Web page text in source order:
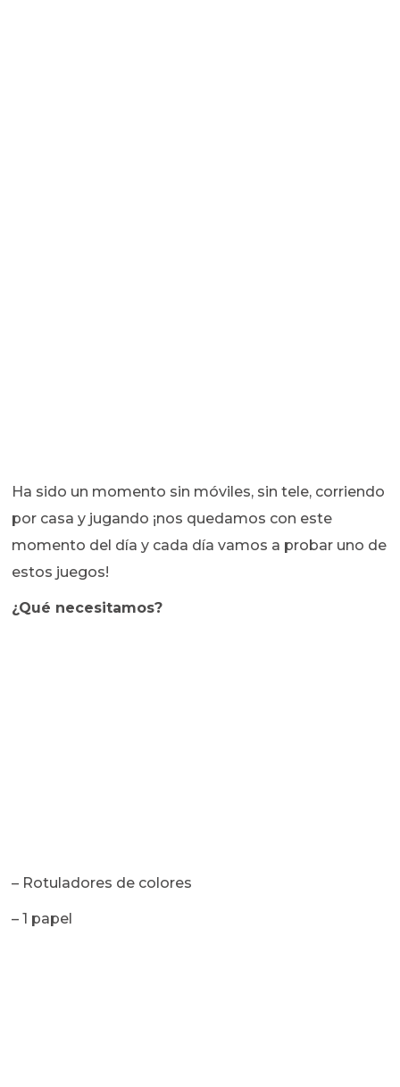
Ha sido un momento sin móviles, sin tele, corriendo
por casa y jugando ¡nos quedamos con este
momento del día y cada día vamos a probar uno de
estos juegos!
¿Qué necesitamos?
– Rotuladores de colores
– 1 papel